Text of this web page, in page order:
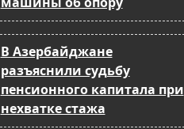
В Азербайджане
разъяснили судьбу
пенсионного капитала при
нехватке стажа